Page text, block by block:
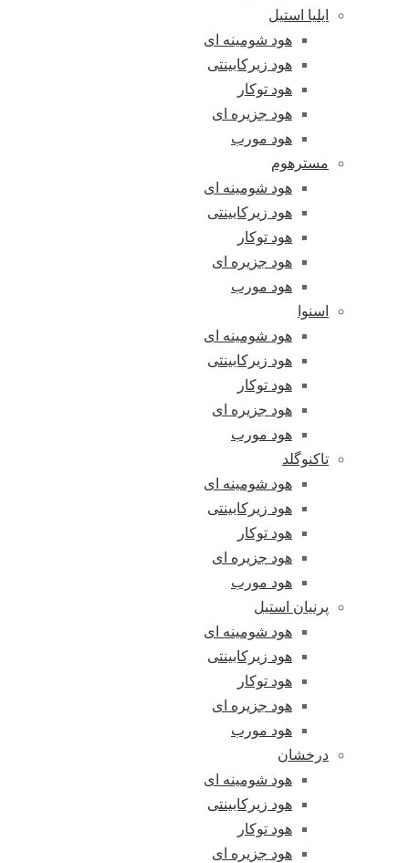
ایلیا استیل
هود شومینه ای
هود زیرکابینتی
هود توکار
هود جزیره ای
هود مورب
مسترهوم
هود شومینه ای
هود زیرکابینتی
هود توکار
هود جزیره ای
هود مورب
اسنوا
هود شومینه ای
هود زیرکابینتی
هود توکار
هود جزیره ای
هود مورب
تاکنوگلد
هود شومینه ای
هود زیرکابینتی
هود توکار
هود جزیره ای
هود مورب
پرنیان استیل
هود شومینه ای
هود زیرکابینتی
هود توکار
هود جزیره ای
هود مورب
درخشان
هود شومینه ای
هود زیرکابینتی
هود توکار
هود جزیره ای